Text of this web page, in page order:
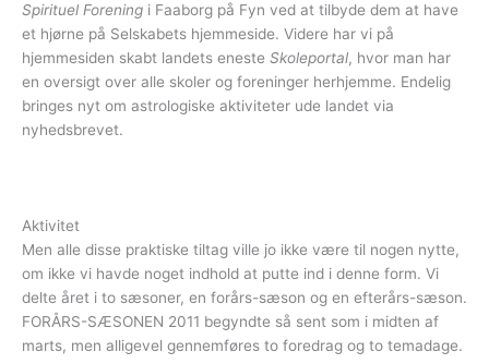
Spirituel Forening i Faaborg på Fyn ved at tilbyde dem at have
et hjørne på Selskabets hjemmeside. Videre har vi på
hjemmesiden skabt landets eneste Skoleportal, hvor man har
en oversigt over alle skoler og foreninger herhjemme. Endelig
bringes nyt om astrologiske aktiviteter ude landet via
nyhedsbrevet.
Aktivitet
Men alle disse praktiske tiltag ville jo ikke være til nogen nytte,
om ikke vi havde noget indhold at putte ind i denne form. Vi
delte året i to sæsoner, en forårs-sæson og en efterårs-sæson.
FORÅRS-SÆSONEN 2011 begyndte så sent som i midten af
marts, men alligevel gennemføres to foredrag og to temadage.